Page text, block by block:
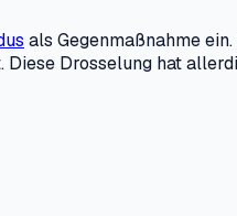
als Gegenmaßnahme
Drosselung hat